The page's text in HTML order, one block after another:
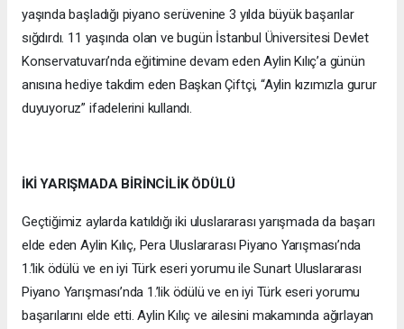
yaşında başladığı piyano serüvenine 3 yılda büyük başarılar
sığdırdı. 11 yaşında olan ve bugün İstanbul Üniversitesi Devlet
Konservatuvarı’nda eğitimine devam eden Aylin Kılıç’a günün
anısına hediye takdim eden Başkan Çiftçi, “Aylin kızımızla gurur
duyuyoruz” ifadelerini kullandı.
İKİ YARIŞMADA BİRİNCİLİK ÖDÜLÜ
Geçtiğimiz aylarda katıldığı iki uluslararası yarışmada da başarı
elde eden Aylin Kılıç, Pera Uluslararası Piyano Yarışması’nda
1.’lik ödülü ve en iyi Türk eseri yorumu ile Sunart Uluslararası
Piyano Yarışması’nda 1.’lik ödülü ve en iyi Türk eseri yorumu
başarılarını elde etti. Aylin Kılıç ve ailesini makamında ağırlayan